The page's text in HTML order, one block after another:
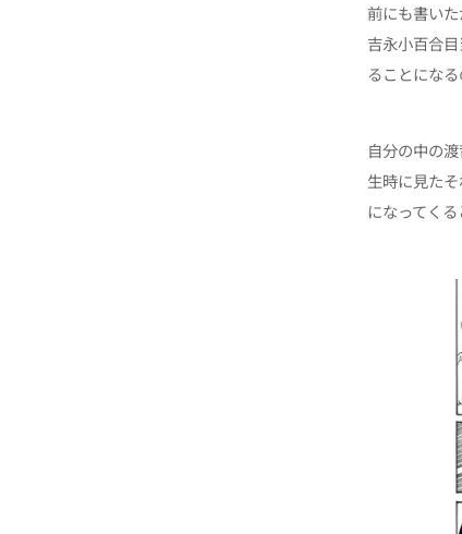
前にも書い
吉永小百合
ることにな
自分の中の
生時に見た
になってく